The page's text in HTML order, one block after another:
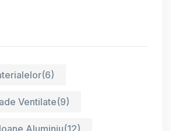
(6)
Ventilate(9)